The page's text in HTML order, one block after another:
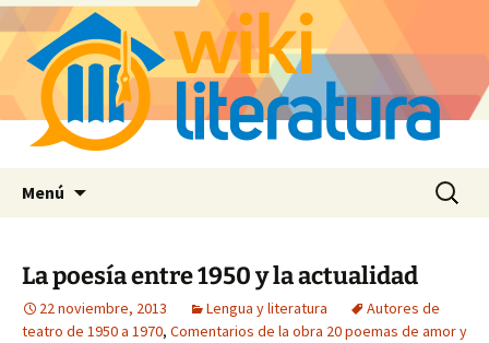
Menú Buscar:
La poesía entre 1950 y la actualidad
22 noviembre, 2013 Lengua y literatura
Autores de
teatro de 1950 a 1970, Comentarios de la obra 20 poemas de amor y